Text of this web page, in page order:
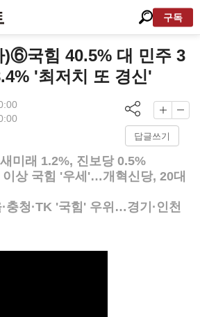
구독
)⑥국힘 40.5% 대 민주 3
'최저치 또 경신'
답글쓰기
미래 1.2%, 진보당 0.5%
상 국힘 '우세'…개혁신당, 20대
충청·TK '국힘' 우위…경기·인천